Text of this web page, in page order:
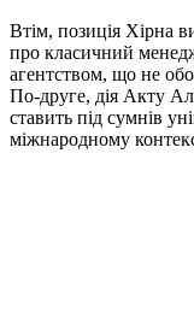
Втім, позиція Хірна
про класичний
агентством, що не
По-друге, дія Акту
ставить під сумнів
міжнародному